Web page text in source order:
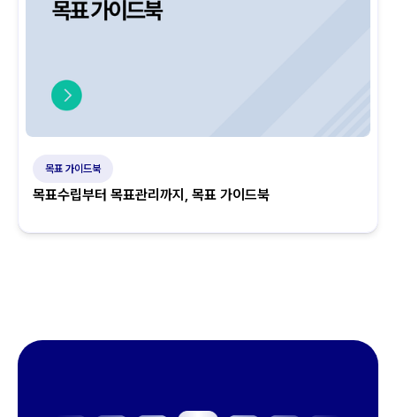
목표 가이드북
목표수립부터 목표관리까지, 목표 가이드북